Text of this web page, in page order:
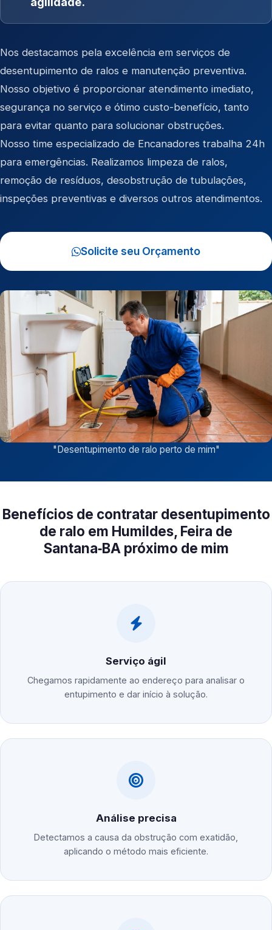
Nos destacamos pela excelência em serviços de
desentupimento de ralos e manutenção preventiva.
Nosso objetivo é proporcionar atendimento imediato,
segurança no serviço e ótimo custo-benefício, tanto
para evitar quanto para solucionar obstruções.
Nosso time especializado de Encanadores trabalha 24h
para emergências. Realizamos limpeza de ralos,
remoção de resíduos, desobstrução de tubulações,
inspeções preventivas e diversos outros atendimentos.
Solicite seu Orçamento
"Desentupimento de ralo perto de mim"
Benefícios de contratar desentupimento
de ralo em Humildes, Feira de
Santana‑BA próximo de mim
Serviço ágil
Chegamos rapidamente ao endereço para analisar o
entupimento e dar início à solução.
Análise precisa
Detectamos a causa da obstrução com exatidão,
aplicando o método mais eficiente.